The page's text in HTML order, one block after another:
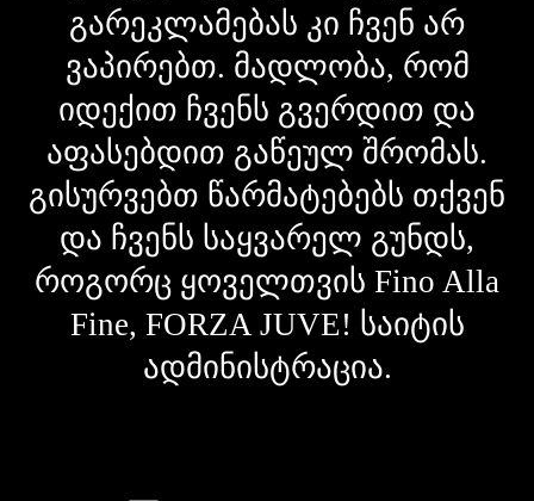
გარეკლამებას კი ჩვენ არ
ვაპირებთ. მადლობა, რომ
იდექით ჩვენს გვერდით და
აფასებდით გაწეულ შრომას.
გისურვებთ წარმატებებს თქვენ
და ჩვენს საყვარელ გუნდს,
როგორც ყოველთვის Fino Alla
Fine, FORZA JUVE! საიტის
ადმინისტრაცია.